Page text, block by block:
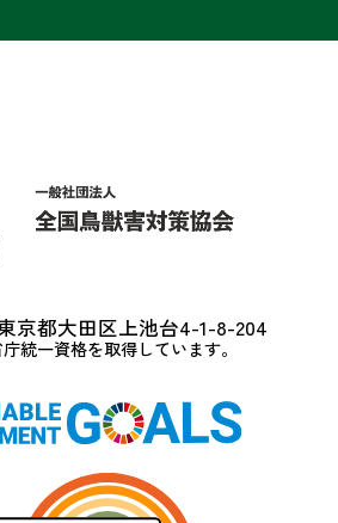
京都大田区上池台4-1-8-204
統一資格を取得しています。